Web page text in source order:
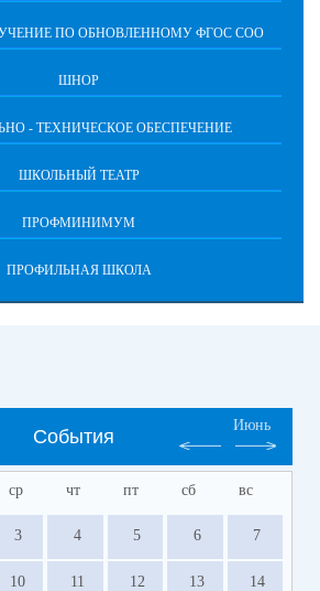
ПО ОБНОВЛЕННОМУ ФГОС СОО
ШНОР
- ТЕХНИЧЕСКОЕ ОБЕСПЕЧЕНИЕ
ШКОЛЬНЫЙ ТЕАТР
ПРОФМИНИМУМ
ПРОФИЛЬНАЯ ШКОЛА
События
Июнь
ср чт пт сб вс
3 4 5 6 7
10 11 12 13 14